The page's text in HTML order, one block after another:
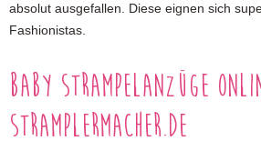
absolut ausgefallen. Diese eignen sich
Fashionistas.
Baby Strampelanzüge
stramplermacher.de